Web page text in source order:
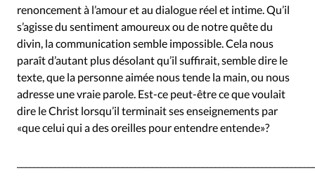
renoncement à l’amour et au dialogue réel et intime. Qu’il
s’agisse du sentiment amoureux ou de notre quête du
divin, la communication semble impossible. Cela nous
paraît d’autant plus désolant qu’il suffirait, semble dire le
texte, que la personne aimée nous tende la main, ou nous
adresse une vraie parole. Est-ce peut-être ce que voulait
dire le Christ lorsqu’il terminait ses enseignements par
«que celui qui a des oreilles pour entendre entende»?